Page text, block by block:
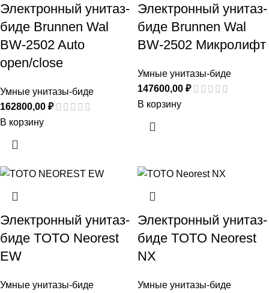
Электронный унитаз-
биде Brunnen Wal
BW-2502 Auto
open/close
Умные унитазы-биде
162800,00 ₽
В корзину
Электронный унитаз-
биде Brunnen Wal
BW-2502 Микролифт
Умные унитазы-биде
147600,00 ₽
В корзину
Электронный унитаз-
биде TOTO Neorest
EW
Умные унитазы-биде
Электронный унитаз-
биде TOTO Neorest
NX
Умные унитазы-биде